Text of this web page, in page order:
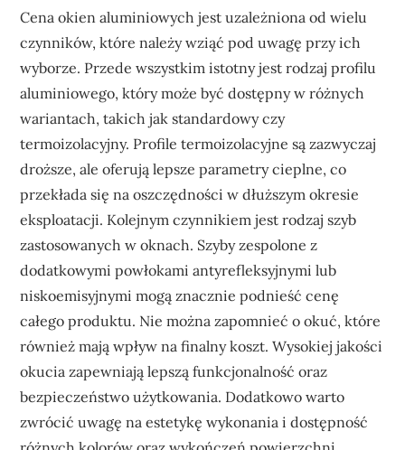
Cena okien aluminiowych jest uzależniona od wielu
czynników, które należy wziąć pod uwagę przy ich
wyborze. Przede wszystkim istotny jest rodzaj profilu
aluminiowego, który może być dostępny w różnych
wariantach, takich jak standardowy czy
termoizolacyjny. Profile termoizolacyjne są zazwyczaj
droższe, ale oferują lepsze parametry cieplne, co
przekłada się na oszczędności w dłuższym okresie
eksploatacji. Kolejnym czynnikiem jest rodzaj szyb
zastosowanych w oknach. Szyby zespolone z
dodatkowymi powłokami antyrefleksyjnymi lub
niskoemisyjnymi mogą znacznie podnieść cenę
całego produktu. Nie można zapomnieć o okuć, które
również mają wpływ na finalny koszt. Wysokiej jakości
okucia zapewniają lepszą funkcjonalność oraz
bezpieczeństwo użytkowania. Dodatkowo warto
zwrócić uwagę na estetykę wykonania i dostępność